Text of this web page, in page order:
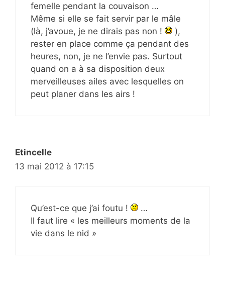
femelle pendant la couvaison …
Même si elle se fait servir par le mâle
(là, j’avoue, je ne dirais pas non !
),
rester en place comme ça pendant des
heures, non, je ne l’envie pas. Surtout
quand on a à sa disposition deux
merveilleuses ailes avec lesquelles on
peut planer dans les airs !
Etincelle
13 mai 2012 à 17:15
Qu’est-ce que j’ai foutu !
…
Il faut lire « les meilleurs moments de la
vie dans le nid »